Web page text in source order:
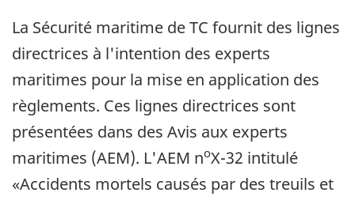
La Sécurité maritime de TC fournit des lignes
directrices à l'intention des experts
maritimes pour la mise en application des
règlements. Ces lignes directrices sont
présentées dans des Avis aux experts
maritimes (AEM). L'AEM noX-32 intitulé
«Accidents mortels causés par des treuils et